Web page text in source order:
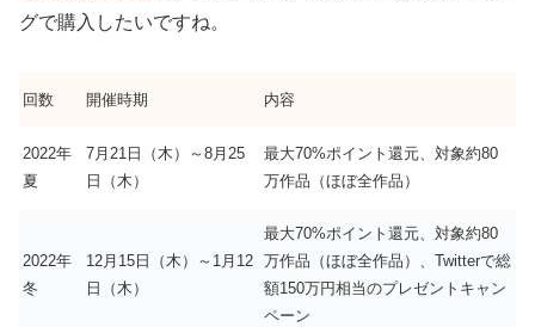
グで購入したいですね。
回数 開催時期 内容
2022年
夏
7月21日（木）～8月25
日（木）
最大70%ポイント還元、対象約80
万作品（ほぼ全作品）
2022年
冬
12月15日（木）～1月12
日（木）
最大70%ポイント還元、対象約80
万作品（ほぼ全作品）、Twitterで総
額150万円相当のプレゼントキャン
ペーン